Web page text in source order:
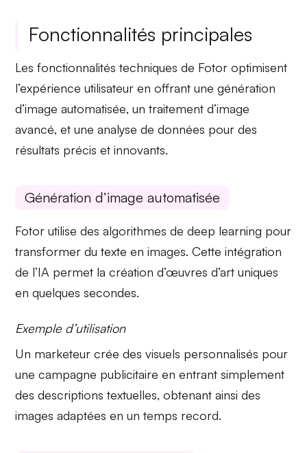
Fonctionnalités principales
Les fonctionnalités techniques de Fotor optimisent
l’expérience utilisateur en offrant unegénération
d’image automatisée, untraitement d’image
avancé, et uneanalyse de données pour des
résultats précis et innovants.
Génération d’image automatisée
Fotor utilise des algorithmes dedeep learning pour
transformer du texte en images. Cette intégration
de l’IA permet la création d’œuvres d’art uniques
en quelques secondes.
Exemple d’utilisation
Un marketeur crée des visuels personnalisés pour
une campagne publicitaire en entrant simplement
des descriptions textuelles, obtenant ainsi des
images adaptées en un temps record.